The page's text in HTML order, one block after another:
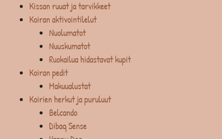
Kissan ruuat ja tarvikkeet
Koiran aktivointilelut
Nuolumatot
Nuuskumatot
Ruokailua hidastavat kupit
Koiran pedit
Makuualustat
Koirien herkut ja puruluut
Belcando
Dibaq Sense